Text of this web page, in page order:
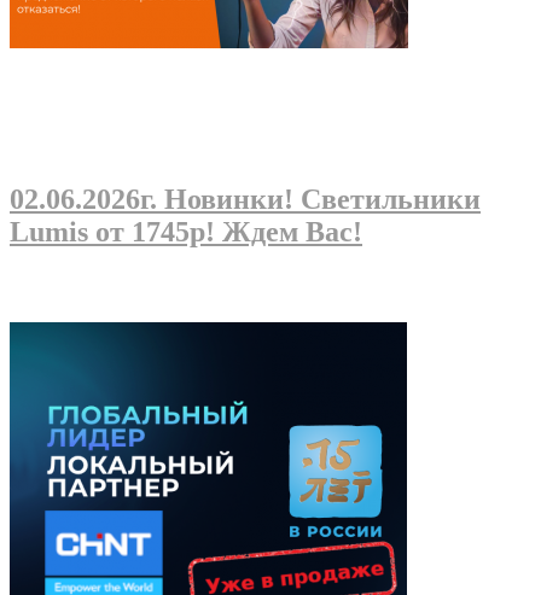
02.06.2026г. Новинки! Светильники
Lumis от 1745р! Ждем Вас!